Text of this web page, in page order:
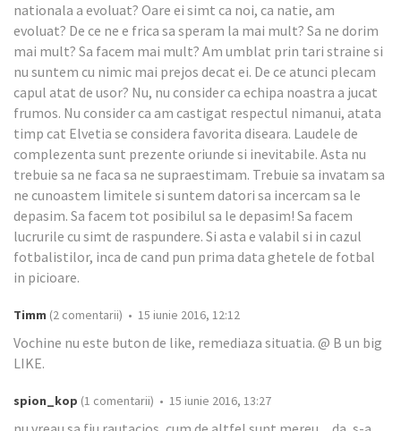
nationala a evoluat? Oare ei simt ca noi, ca natie, am
evoluat? De ce ne e frica sa speram la mai mult? Sa ne dorim
mai mult? Sa facem mai mult? Am umblat prin tari straine si
nu suntem cu nimic mai prejos decat ei. De ce atunci plecam
capul atat de usor? Nu, nu consider ca echipa noastra a jucat
frumos. Nu consider ca am castigat respectul nimanui, atata
timp cat Elvetia se considera favorita diseara. Laudele de
complezenta sunt prezente oriunde si inevitabile. Asta nu
trebuie sa ne faca sa ne supraestimam. Trebuie sa invatam sa
ne cunoastem limitele si suntem datori sa incercam sa le
depasim. Sa facem tot posibilul sa le depasim! Sa facem
lucrurile cu simt de raspundere. Si asta e valabil si in cazul
fotbalistilor, inca de cand pun prima data ghetele de fotbal
in picioare.
Timm (2 comentarii) • 15 iunie 2016, 12:12
Vochine nu este buton de like, remediaza situatia. @ B un big
LIKE.
spion_kop (1 comentarii) • 15 iunie 2016, 13:27